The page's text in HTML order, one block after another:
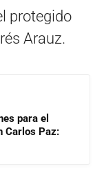
protegido
Arauz.
para el
Carlos Paz: